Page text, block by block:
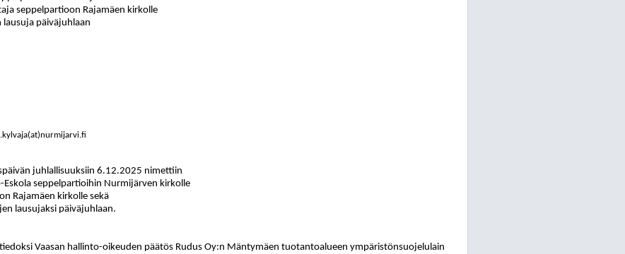
seppelpartioon Rajamäen kirkolle
lausuja päiväjuhlaan
juhlallisuuksiin 6.12.2025 nimettiin
Eskola seppelpartioihin Nurmijärven kirkolle
Rajamäen kirkolle sekä
lausujaksi päiväjuhlaan.
Vaasan hallinto-oikeuden päätös Rudus Oy:n Mäntymäen tuotantoalueen ympäristönsuojelulain